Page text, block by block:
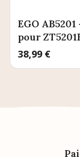
EGO
pour
Prix
38,99 €